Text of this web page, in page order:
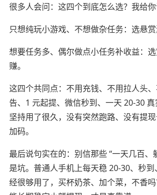
很多人会问：这四个到底怎么选？我给你
只想纯玩小游戏、不想做杂任务：选悬赏
想要任务多、偶尔做点小任务补收益：
赚。
这四个共同点：不用充钱、不用拉人头
告、1 元起提、微信秒到、一天 20-30
坚持用了很久，没有突然跑路、没有提
加码。
最后说句实在的：别信那些 “一天几百、
是坑。普通人手机上每天稳 20-30、秒
经很够用了，买杯奶茶、加个菜，不香吗